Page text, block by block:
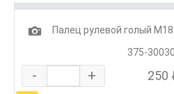
1
Палец рулевой голый
375-
- + 250